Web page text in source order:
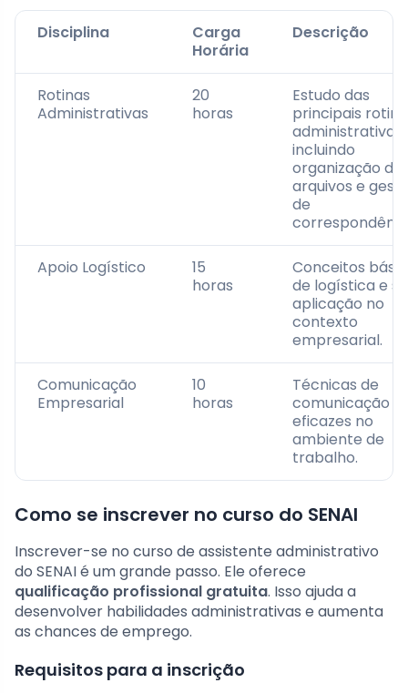
Disciplina
Carga
Horária
Descrição
Rotinas
Administrativas
20
horas
Estudo das
principais
administrativas,
incluindo
organização de
arquivos e
de
Apoio Logístico
15
horas
Conceitos
de logística e
aplicação no
contexto
empresarial.
Comunicação
Empresarial
10
horas
Técnicas de
comunicação
eficazes no
ambiente de
trabalho.
Como se inscrever no curso do SENAI
Inscrever-se no curso de assistente administrativo
do SENAI é um grande passo. Ele oferece
qualificação profissional gratuita. Isso ajuda a
desenvolver habilidades administrativas e aumenta
as chances de emprego.
Requisitos para a inscrição